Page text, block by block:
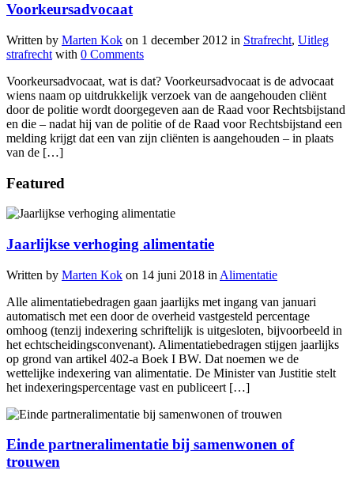
Voorkeursadvocaat
Written by Marten Kok on 1 december 2012 in Strafrecht, Uitleg
strafrecht with 0 Comments
Voorkeursadvocaat, wat is dat? Voorkeursadvocaat is de advocaat
wiens naam op uitdrukkelijk verzoek van de aangehouden cliënt
door de politie wordt doorgegeven aan de Raad voor Rechtsbijstand
en die – nadat hij van de politie of de Raad voor Rechtsbijstand een
melding krijgt dat een van zijn cliënten is aangehouden – in plaats
van de […]
Featured
Jaarlijkse verhoging alimentatie
Written by Marten Kok on 14 juni 2018 in Alimentatie
Alle alimentatiebedragen gaan jaarlijks met ingang van januari
automatisch met een door de overheid vastgesteld percentage
omhoog (tenzij indexering schriftelijk is uitgesloten, bijvoorbeeld in
het echtscheidingsconvenant). Alimentatiebedragen stijgen jaarlijks
op grond van artikel 402-a Boek I BW. Dat noemen we de
wettelijke indexering van alimentatie. De Minister van Justitie stelt
het indexeringspercentage vast en publiceert […]
Einde partneralimentatie bij samenwonen of
trouwen